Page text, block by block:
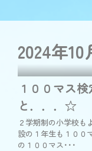
2024年10
１００マス
と．．．☆
２学期制の小学校も
設の１年生も１００
の１００マス･･･